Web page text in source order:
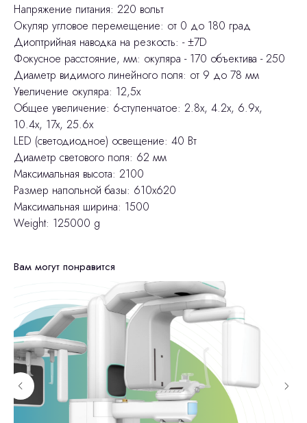
Напряжение питания: 220 вольт
Окуляр угловое перемещение: от 0 до 180 град
Диоптрийная наводка на резкость: - ±7D
Фокусное расстояние, мм: окуляра - 170 объектива - 250
Диаметр видимого линейного поля: от 9 до 78 мм
Увеличение окуляра: 12,5х
Общее увеличение: 6-ступенчатое: 2.8x, 4.2x, 6.9x,
10.4x, 17x, 25.6x
LED (светодиодное) освещение: 40 Вт
Диаметр светового поля: 62 мм
Максимальная высота: 2100
Размер напольной базы: 610x620
Максимальная ширина: 1500
Weight: 125000 g
Вам могут понравится